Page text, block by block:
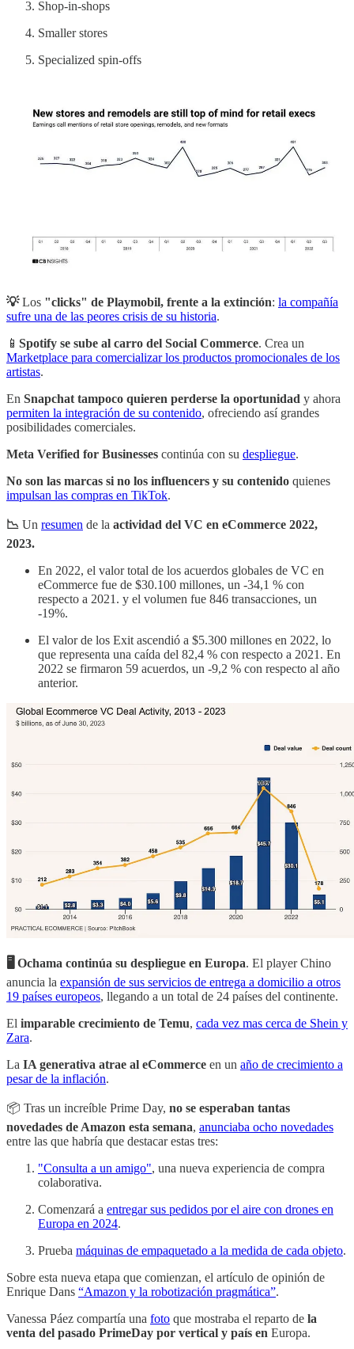
Shop-in-shops
Smaller stores
Specialized spin-offs
💡Los "clicks" de Playmobil, frente a la extinción: la compañía
sufre una de las peores crisis de su historia.
📱 Spotify se sube al carro del Social Commerce. Crea un
Marketplace para comercializar los productos promocionales de los
artistas.
En Snapchat tampoco quieren perderse la oportunidad y ahora
permiten la integración de su contenido, ofreciendo así grandes
posibilidades comerciales.
Meta Verified for Businesses continúa con su despliegue.
No son las marcas si no los influencers y su contenido quienes
impulsan las compras en TikTok.
📉 Un resumen de la actividad del VC en eCommerce 2022,
2023.
En 2022, el valor total de los acuerdos globales de VC en
eCommerce fue de $30.100 millones, un -34,1 % con
respecto a 2021. y el volumen fue 846 transacciones, un
-19%.
El valor de los Exit ascendió a $5.300 millones en 2022, lo
que representa una caída del 82,4 % con respecto a 2021. En
2022 se firmaron 59 acuerdos, un -9,2 % con respecto al año
anterior.
🖥️ Ochama continúa su despliegue en Europa. El player Chino
anuncia la expansión de sus servicios de entrega a domicilio a otros
19 países europeos, llegando a un total de 24 países del continente.
El imparable crecimiento de Temu, cada vez mas cerca de Shein y
Zara.
La IA generativa atrae al eCommerce en un año de crecimiento a
pesar de la inflación.
📦 Tras un increíble Prime Day, no se esperaban tantas
novedades de Amazon esta semana, anunciaba ocho novedades
entre las que habría que destacar estas tres:
"Consulta a un amigo", una nueva experiencia de compra
colaborativa.
Comenzará a entregar sus pedidos por el aire con drones en
Europa en 2024.
Prueba máquinas de empaquetado a la medida de cada objeto.
Sobre esta nueva etapa que comienzan, el artículo de opinión de
Enrique Dans “Amazon y la robotización pragmática”.
Vanessa Páez compartía una foto que mostraba el reparto de la
venta del pasado PrimeDay por vertical y país en Europa.